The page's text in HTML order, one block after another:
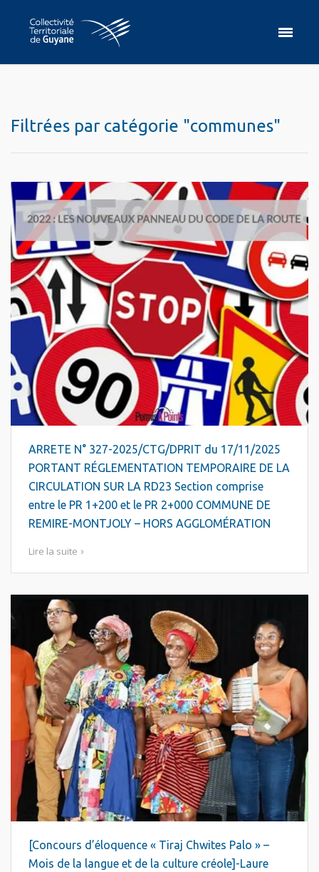
Filtrées par catégorie "communes"
ARRETE N° 327-2025/CTG/DPRIT du 17/11/2025
PORTANT RÉGLEMENTATION TEMPORAIRE DE LA
CIRCULATION SUR LA RD23 Section comprise
entre le PR 1+200 et le PR 2+000 COMMUNE DE
REMIRE-MONTJOLY – HORS AGGLOMÉRATION
Lire la suite
[Concours d’éloquence « Tiraj Chwites Palo » –
Mois de la langue et de la culture créole]-Laure